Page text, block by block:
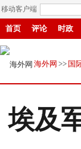
移动客户端
首页 评论 时政
招商
海外网 >> 国
埃及